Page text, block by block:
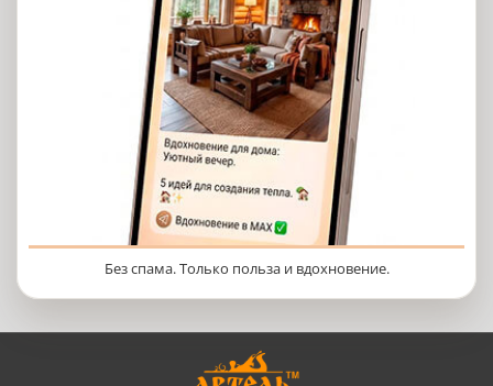
Без спама. Только польза и вдохновение.